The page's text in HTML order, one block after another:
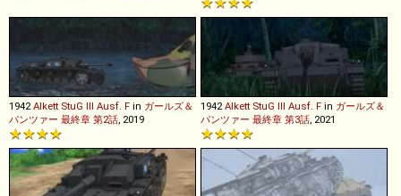
1942 Alkett StuG III Ausf F in ガールズ＆
パンツァー 最終章 第2話 , 2019
1942 Alkett StuG III Ausf F in ガールズ＆
パンツァー 最終章 第3話 , 2021